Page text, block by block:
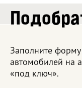
Заполните
автомобилей на
«под ключ».